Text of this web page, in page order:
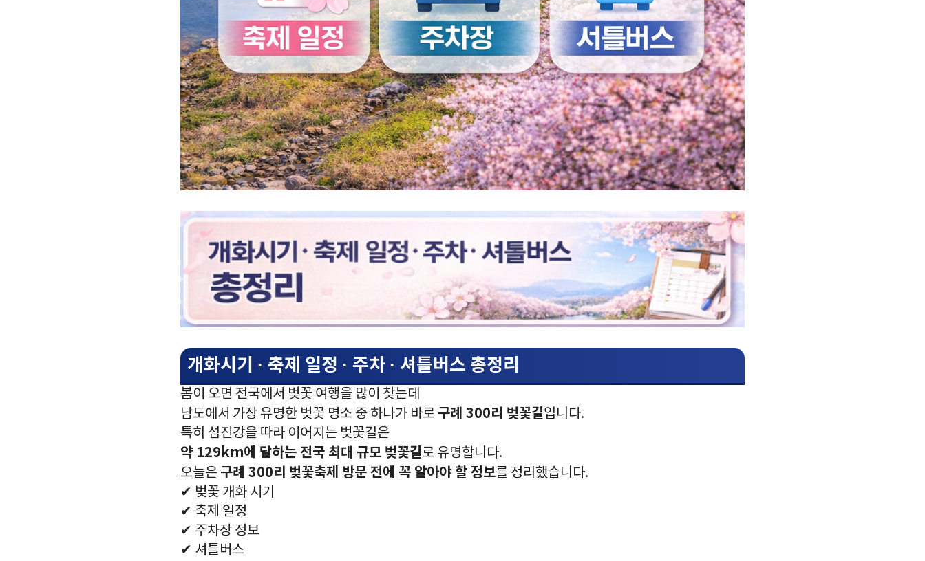
개화시기 · 축제 일정 · 주차 · 셔틀버스 총정리
봄이 오면 전국에서 벚꽃 여행을 많이 찾는데
남도에서 가장 유명한 벚꽃 명소 중 하나가 바로 구례 300리 벚꽃길입니다.
특히 섬진강을 따라 이어지는 벚꽃길은
약 129km에 달하는 전국 최대 규모 벚꽃길로 유명합니다.
오늘은 구례 300리 벚꽃축제 방문 전에 꼭 알아야 할 정보를 정리했습니다.
✔ 벚꽃 개화 시기
✔ 축제 일정
✔ 주차장 정보
✔ 셔틀버스